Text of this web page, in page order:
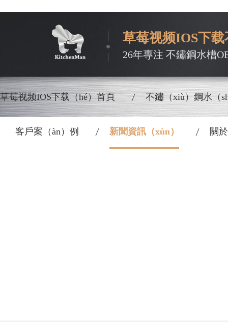
草莓视频IOS下
26年專注 不鏽鋼水槽
草莓视频IOS下载（hé）首頁 不鏽（xiù）鋼水（
客戶案（àn）例 新聞資訊（xùn） 關